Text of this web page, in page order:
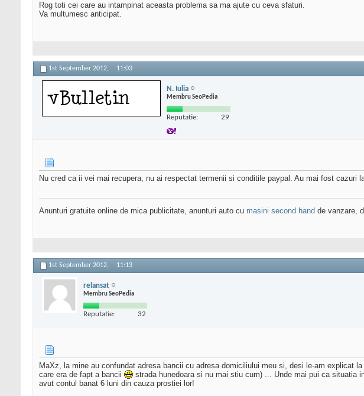
Rog toti cei care au intampinat aceasta problema sa ma ajute cu ceva sfaturi.
Va multumesc anticipat.
1st September 2012, 11:03
N. Iulia
Membru SeoPedia
Reputatie: 29
Nu cred ca ii vei mai recupera, nu ai respectat termenii si conditile paypal. Au mai fost cazuri
Anunturi gratuite online de mica publicitate, anunturi auto cu masini second hand de vanzare,
1st September 2012, 11:13
relansat
Membru SeoPedia
Reputatie: 32
MaXz, la mine au confundat adresa bancii cu adresa domiciliului meu si, desi le-am explicat
care era de fapt a bancii
strada hunedoara si nu mai stiu cum) ... Unde mai pui ca situatia
avut contul banat 6 luni din cauza prostiei lor!